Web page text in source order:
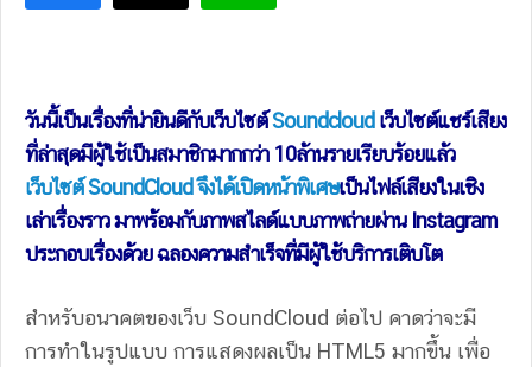
วันนี้เป็นเรื่องที่น่ายินดีกับเว็บไซต์Soundcloud เว็บไซต์แชร์เสียง
ที่ล่าสุดมีผู้ใช้เป็นสมาชิกมากกว่า 10ล้านรายเรียบร้อยแล้ว
เว็บไซต์ SoundCloud จึงได้เปิดหน้าพิเศษเป็นไฟล์เสียงในเชิง
เล่าเรื่องราว มาพร้อมกับภาพสไลด์แบบภาพถ่ายผ่าน Instagram
ประกอบเรื่องด้วย ฉลองความสำเร็จที่มีผู้ใช้บริการเติบโต
สำหรับอนาคตของเว็บ SoundCloud ต่อไป คาดว่าจะมี
การทำในรูปแบบ การแสดงผลเป็น HTML5 มากขึ้น เพื่อ